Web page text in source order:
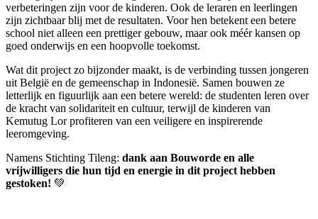
verbeteringen zijn voor de kinderen. Ook de leraren en leerlingen
zijn zichtbaar blij met de resultaten. Voor hen betekent een betere
school niet alleen een prettiger gebouw, maar ook méér kansen op
goed onderwijs en een hoopvolle toekomst.
Wat dit project zo bijzonder maakt, is de verbinding tussen jongeren
uit België en de gemeenschap in Indonesië. Samen bouwen ze
letterlijk en figuurlijk aan een betere wereld: de studenten leren over
de kracht van solidariteit en cultuur, terwijl de kinderen van
Kemutug Lor profiteren van een veiligere en inspirerende
leeromgeving.
Namens Stichting Tileng: dank aan Bouworde en alle
vrijwilligers die hun tijd en energie in dit project hebben
gestoken! 💚